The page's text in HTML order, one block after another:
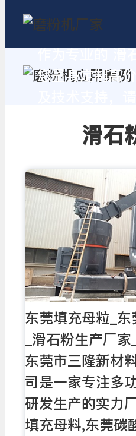
您量身定制高
滑石
东莞填充母粒_
_滑石粉生产厂
东莞市三隆新材
司是一家专注多
研发生产的实力
填充母料,东莞碳